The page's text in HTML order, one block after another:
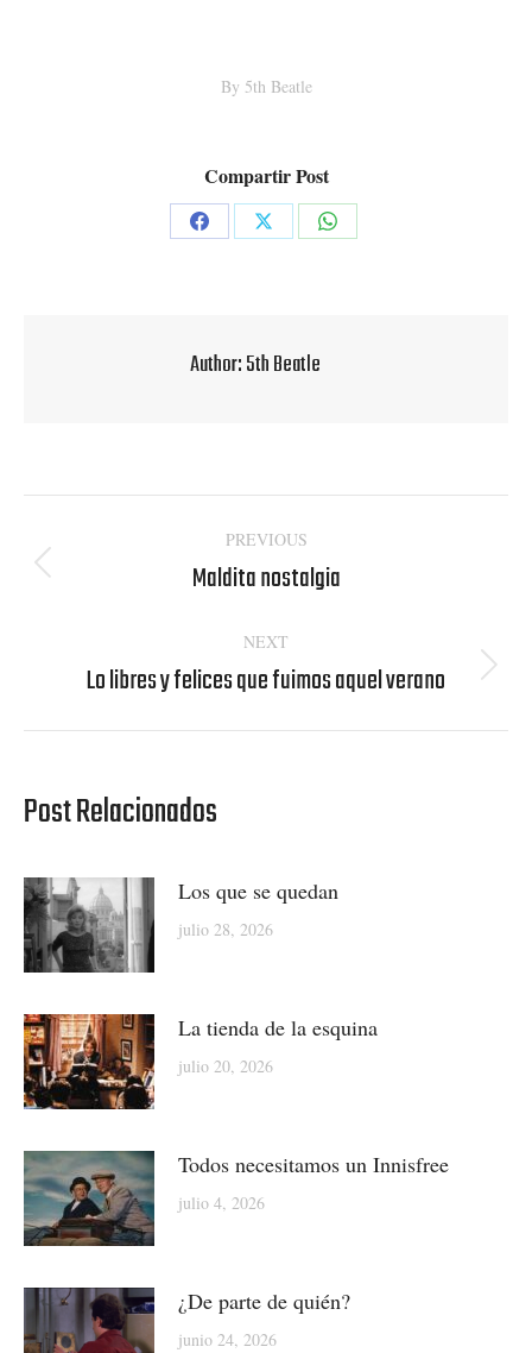
By 5th Beatle
Compartir Post
Share
Share
Share
Author:5th Beatle
navigation
PREVIOUS
Previous
Maldita nostalgia
NEXT
Next
Lo libres y felices que fuimos aquel verano
Post Relacionados
Los que se quedan
julio 28, 2026
La tienda de la esquina
julio 20, 2026
Todos necesitamos un Innisfree
julio 4, 2026
¿De parte de quién?
junio 24, 2026